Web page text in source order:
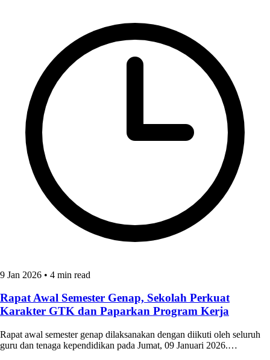
9 Jan 2026 • 4 min read
Rapat Awal Semester Genap, Sekolah Perkuat
Karakter GTK dan Paparkan Program Kerja
Rapat awal semester genap dilaksanakan dengan diikuti oleh seluruh
guru dan tenaga kependidikan pada Jumat, 09 Januari 2026.…